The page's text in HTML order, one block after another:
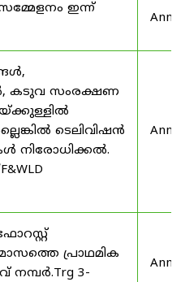
ഇന്ന്
കടുവ സംരക്ഷണ
ടെലിവിഷൻ
നിരോധിക്കൽ.
പ്രാഥമിക
നമ്പർ.Trg 3-